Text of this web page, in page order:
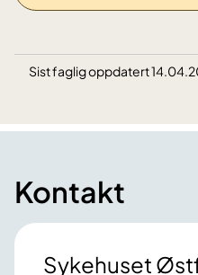
Sist faglig oppdatert
Kontakt
Sykehuset